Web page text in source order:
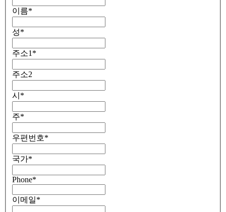
이름*
성*
주소1 *
주소2
시 *
주*
우편번호*
국가*
Phone*
이메일*